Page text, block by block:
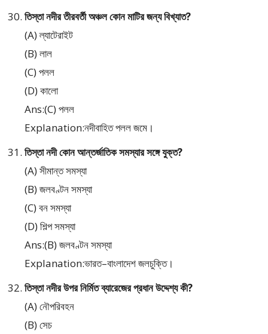
তিস্তা নদীর তীরবর্তী অঞ্চল কোন মাটির জন্য বিখ্যাত?
(A) ল্যাটেরাইট
(B) লাল
(C) পলল
(D) কালো
Ans:(C) পলল
Explanation:নদীবাহিত পলল জমে।
তিস্তা নদী কোন আন্তর্জাতিক সমস্যার সঙ্গে যুক্ত?
(A) সীমান্ত সমস্যা
(B) জলবণ্টন সমস্যা
(C) বন সমস্যা
(D) শিল্প সমস্যা
Ans:(B) জলবণ্টন সমস্যা
Explanation:ভারত–বাংলাদেশ জলচুক্তি।
তিস্তা নদীর উপর নির্মিত ব্যারেজের প্রধান উদ্দেশ্য কী?
(A) নৌপরিবহন
(B) সেচ